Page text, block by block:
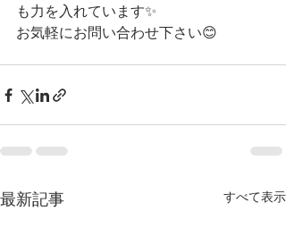
も力を入れています✨
お気軽にお問い合わせ下さい😊
最新記事 すべて表示